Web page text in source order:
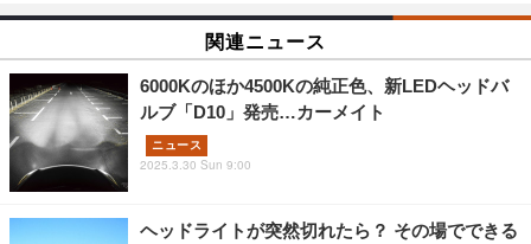
関連ニュース
6000Kのほか4500Kの純正色、新LEDヘッドバ
ルブ「D10」発売…カーメイト
ニュース
2025.3.30 Sun 9:00
ヘッドライトが突然切れたら？ その場でできる